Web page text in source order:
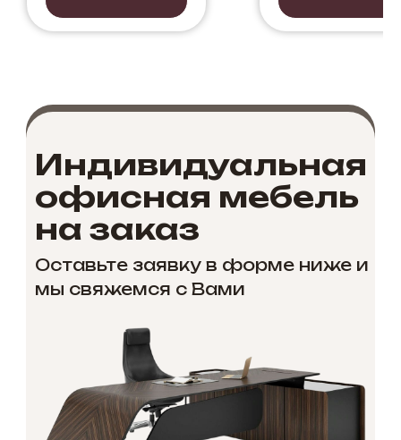
Оставьте заявку в форме ниже и
мы свяжемся с Вами
Индивидуальная
офисная мебель
на заказ